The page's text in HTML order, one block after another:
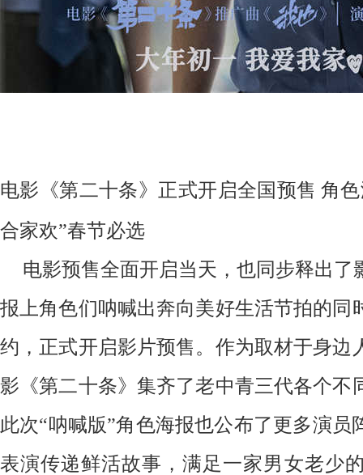
电影《第二十条》正式开启全国预售 角
合家欢”春节必选
电影预售全面开启当天，也同步释出了
报上角色们呐喊出奔向美好生活节拍的同
约，正式开启影片预售。作为取材于身边
影《第二十条》集齐了老中青三代各个不
此次“呐喊版”角色海报也公布了更多演员
表演传递鲜活故事，满足一家男女老少